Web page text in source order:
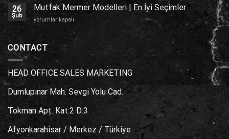
Alanları
Nerelerde
26
Şub
Mutfak Mermer Modelleri | En İyi Seçimler
Mutfak
Mermer
|
Seçimler
yorumlar kapalı
CONTACT
HEAD OFFICE SALES MARKETING
Dumlupınar Mah. Sevgi Yolu Cad.
Tokman Apt. Kat:2 D:3
Afyonkarahisar / Merkez / Türkiye